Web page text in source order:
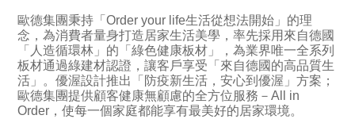
歐德集團秉持「Order your life生活從想法開始」的理
念，為消費者量身打造居家生活美學，率先採用來自德國
「人造循環林」的「綠色健康板材」，為業界唯一全系列
板材通過綠建材認證，讓客戶享受「來自德國的高品質生
活」。優渥設計推出「防疫新生活，安心到優渥」方案；
歐德集團提供顧客健康無顧慮的全方位服務－All in
Order，使每一個家庭都能享有最美好的居家環境。